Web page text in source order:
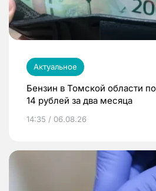
Актуальное
Бензин в Томской области
14 рублей за два месяца
14:35 / 06.08.26